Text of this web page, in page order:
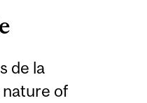
de la
of